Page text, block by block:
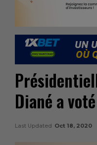
Diané a
Last Updated Oct 18, 2020